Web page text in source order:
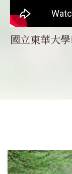
國立東華大